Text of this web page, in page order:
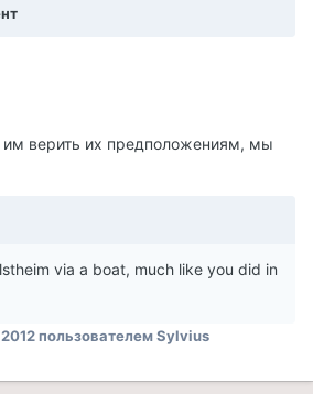
верить их предположениям, мы
via a boat, much like you did in
пользователем Sylvius